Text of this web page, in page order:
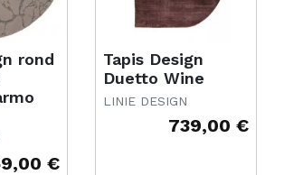
rond
€
Tapis Design
Duetto Wine
LINIE DESIGN
739,00 €